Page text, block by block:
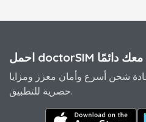
احمل doctorSIM معك دائمًا
شحن أسرع وأمان معزز ومزايا
حصرية للتطبيق.